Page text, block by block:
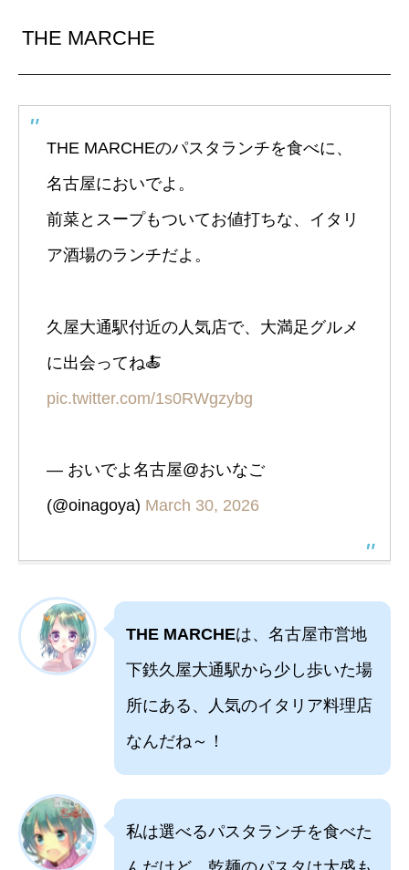
THE MARCHE
THE MARCHEのパスタランチを食べに、
名古屋においでよ。
前菜とスープもついてお値打ちな、イタリ
ア酒場のランチだよ。
久屋大通駅付近の人気店で、大満足グルメ
に出会ってね🍝
pic.twitter.com/1s0RWgzybg
— おいでよ名古屋@おいなご
(@oinagoya) March 30, 2026
THE MARCHEは、名古屋市営地
下鉄久屋大通駅から少し歩いた場
所にある、人気のイタリア料理店
なんだね～！
私は選べるパスタランチを食べた